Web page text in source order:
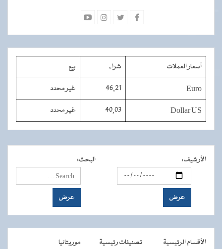
أسعار العملات شراء بيع
Euro
46,21 غير محدد
Dollar US
40,03 غير محدد
الأرشيف: البحث:
الأقسام الرئيسية تصنيفات رئيسية موريتانيا